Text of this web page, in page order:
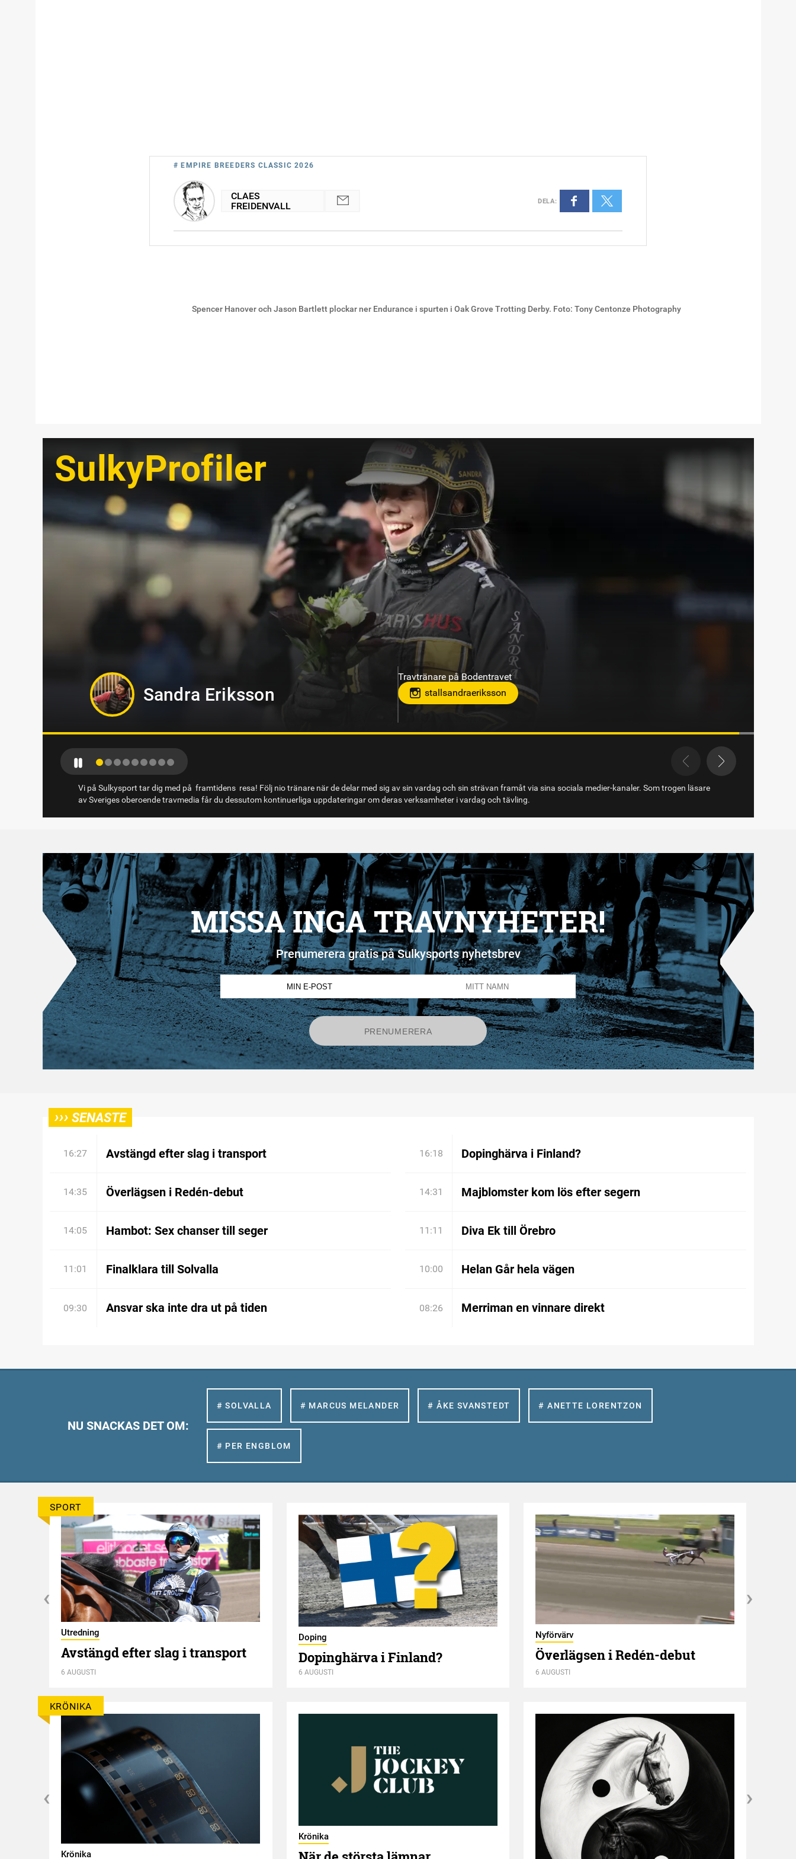
Spencer Hanover och Jason Bartlett plockar ner Endurance i spurten i Oak Grove Trotting Derby. Foto: Tony Centonze Photography
# EMPIRE BREEDERS CLASSIC 2026
CLAES
FREIDENVALL
DELA:
SulkyProfiler
Markus B Svedberg
Travtränare på Sundbyholmstravet i Eskilstuna
Vi på Sulkysport tar dig med på framtidens resa! Följ nio tränare när de delar med sig av sin vardag och sin strävan framåt via sina sociala medier-kanaler. Som trogen läsare
av Sveriges oberoende travmedia får du dessutom kontinuerliga uppdateringar om deras verksamheter i vardag och tävling.
MISSA INGA TRAVNYHETER!
Prenumerera gratis på Sulkysports nyhetsbrev
››› SENASTE
16:27 Avstängd efter slag i transport 16:18 Dopinghärva i Finland?
14:35 Överlägsen i Redén-debut 14:31 Majblomster kom lös efter segern
14:05 Hambot: Sex chanser till seger 11:11 Diva Ek till Örebro
11:01 Finalklara till Solvalla 10:00 Helan Går hela vägen
09:30 Ansvar ska inte dra ut på tiden 08:26 Merriman en vinnare direkt
NU SNACKAS DET OM:
# SOLVALLA # MARCUS MELANDER # ÅKE SVANSTEDT # ANETTE LORENTZON
# PER ENGBLOM
SPORT
Utredning
Avstängd efter slag i transport
6 AUGUSTI
Doping
Dopinghärva i Finland?
6 AUGUSTI
Nyförvärv
Överlägsen i Redén-debut
6 AUGUSTI
KRÖNIKA
Krönika
Krönika